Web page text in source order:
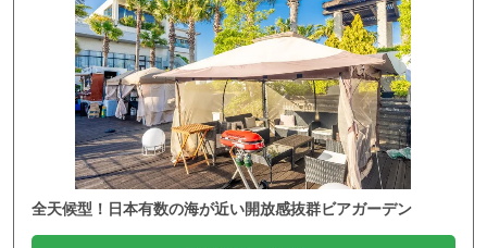
全天候型！日本有数の海が近い開放感抜群ビアガーデン